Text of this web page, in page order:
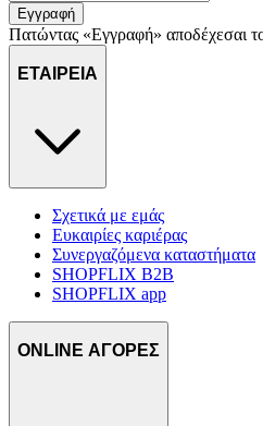
Εγγραφή
Πατώντας «Εγγραφή» αποδέχεσαι
ΕΤΑΙΡΕΙΑ
Σχετικά με εμάς
Ευκαιρίες καριέρας
Συνεργαζόμενα καταστήματα
SHOPFLIX B2B
SHOPFLIX app
ONLINE ΑΓΟΡΕΣ